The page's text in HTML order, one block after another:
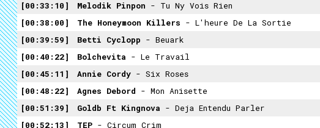
00:33:10
Melodik Pinpon - Tu Ny Vois Rien
00:38:00
The Honeymoon Killers - L'heure De La Sortie
00:39:59
Betti Cyclopp - Beuark
00:40:22
Bolchevita - Le Travail
00:45:11
Annie Cordy - Six Roses
00:48:22
Agnes Debord - Mon Anisette
00:51:39
Goldb Ft Kingnova - Deja Entendu Parler
00:52:13
TEP - Circum Crim